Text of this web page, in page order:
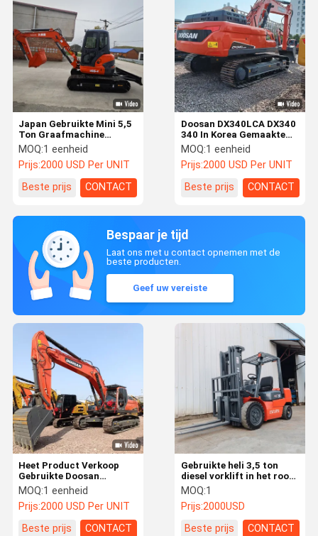
Japan Gebruikte Mini 5,5
Ton Graafmachine
Kubota U55 Tweedehands
Kleine Graver Kubota U40
U55 U35 Kleine
Graafmachine voor
Boerderij met EPA
MOQ:1 eenheid
Prijs:2000 USD Per UNIT
Beste prijs
CONTACT
Doosan DX340LCA DX340
340 In Korea Gemaakte
Graafmachine / Doosan
34 T 34ton 34 Ton
Tweedehands
Rupsgraafmachine Te
Koop
MOQ:1 eenheid
Prijs:2000 USD Per UNIT
Beste prijs
CONTACT
Bespaar je tijd
Laat ons met u contact opnemen met de
beste producten.
Geef uw vereiste
Gebruikte heli 3,5 ton
diesel vorklift in het rood
met 3 meter lift voor
fabrieken en logistieke
centra
MOQ:1
Prijs:2000USD
Beste prijs
CONTACT
Heet Product Verkoop
Gebruikte Doosan
DX340LC Graafmachine
34 Ton Tweedehands
Rupsgraafmachine
Doosan 340 Met
Topkwaliteit
MOQ:1 eenheid
Prijs:2000 USD Per UNIT
Beste prijs
CONTACT